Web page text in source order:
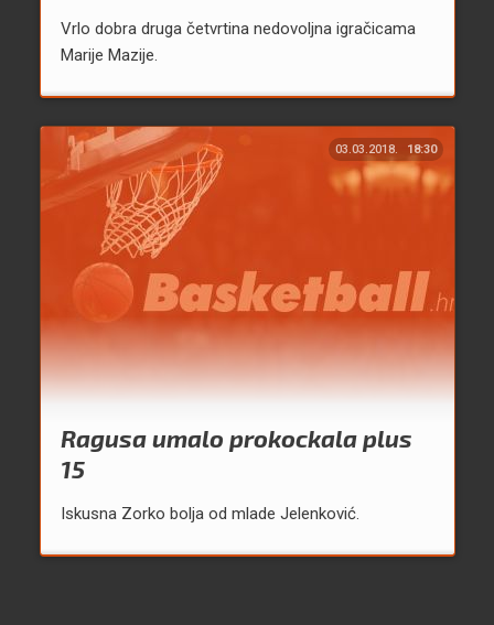
Vrlo dobra druga četvrtina nedovoljna igračicama
Marije Mazije.
03.03.2018. 18:30
Ragusa umalo prokockala plus
15
Iskusna Zorko bolja od mlade Jelenković.